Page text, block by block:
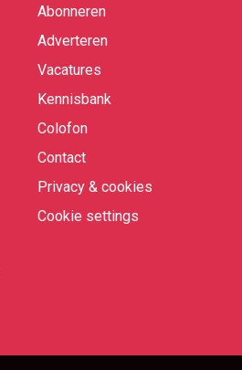
Abonneren
Adverteren
Vacatures
Kennisbank
Colofon
Contact
Privacy & cookies
Cookie settings